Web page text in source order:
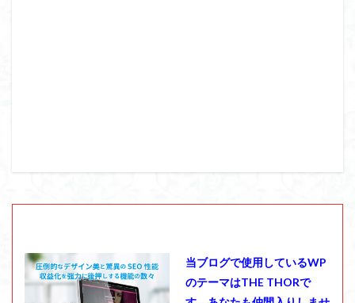
当ブログで使用しているWP
のテーマはTHE THORで